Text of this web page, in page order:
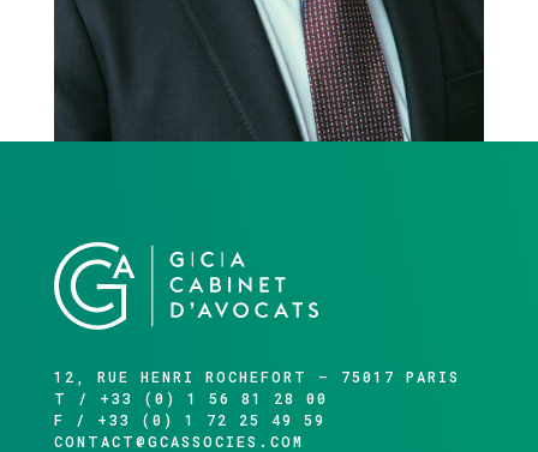
12, RUE HENRI ROCHEFORT – 75017 PARIS
T / +33 (0) 1 56 81 28 00
F / +33 (0) 1 72 25 49 59
CONTACT@GCASSOCIES.COM